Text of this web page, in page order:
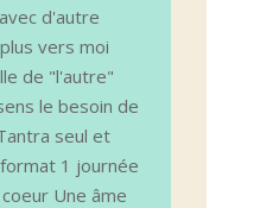
d'autre
vers moi
de "l'autre"
le besoin de
seul et
1 journée
Une âme